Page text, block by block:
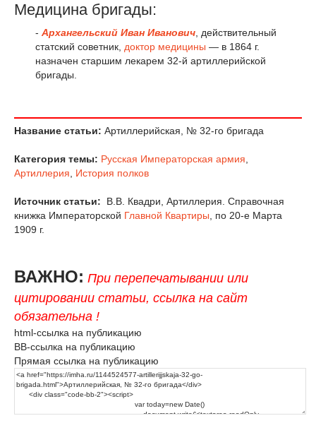
Медицина бригады:
- Архангельский Иван Иванович, действительный
статский советник, доктор медицины — в 1864 г.
назначен старшим лекарем 32-й артиллерийской
бригады.
Название статьи: Артиллерийская, № 32-го бригада
Категория темы: Русская Императорская армия,
Артиллерия, История полков
Источник статьи:
В.В. Квадри, Артиллерия. Справочная
книжка Императорской Главной Квартиры, по 20-е Марта
1909 г.
ВАЖНО: При перепечатывании или
цитировании статьи, ссылка на сайт
обязательна !
html-ссылка на публикацию
BB-ссылка на публикацию
Прямая ссылка на публикацию